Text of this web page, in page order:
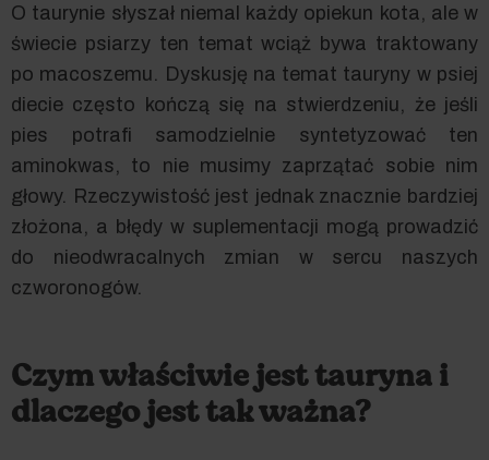
O taurynie słyszał niemal każdy opiekun kota, ale w
świecie psiarzy ten temat wciąż bywa traktowany
po macoszemu. Dyskusję na temat tauryny w psiej
diecie często kończą się na stwierdzeniu, że jeśli
pies potrafi samodzielnie syntetyzować ten
aminokwas, to nie musimy zaprzątać sobie nim
głowy. Rzeczywistość jest jednak znacznie bardziej
złożona, a błędy w suplementacji mogą prowadzić
do nieodwracalnych zmian w sercu naszych
czworonogów.
Czym właściwie jest tauryna i
dlaczego jest tak ważna?